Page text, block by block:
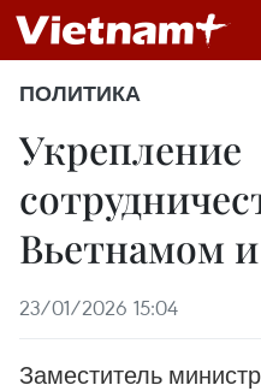
ПОЛИТИКА
Укрепление
Вьетнамом
23/01/2026 15:04
Заместитель